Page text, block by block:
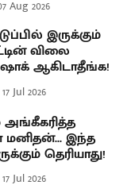
Aug 2026
இருக்கும்
விலை
ஆகிடாதீங்க!
17 Jul 2026
இந்த
தெரியாது!
17 Jul 2026